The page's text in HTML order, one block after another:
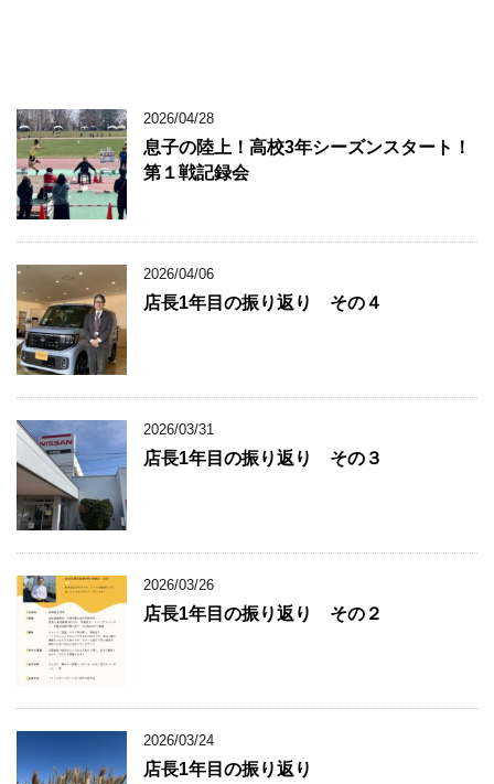
2026/04/28
息子の陸上！高校3年シーズンスタート！
第１戦記録会
2026/04/06
店長1年目の振り返り その４
2026/03/31
店長1年目の振り返り その３
2026/03/26
店長1年目の振り返り その２
2026/03/24
店長1年目の振り返り